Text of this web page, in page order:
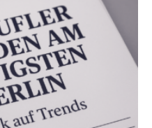
basiert auf den
-makler*innen. Ein
Hälfte der Befragten ist
nächsten Jahren eine
Aber nur ein Drittel hat